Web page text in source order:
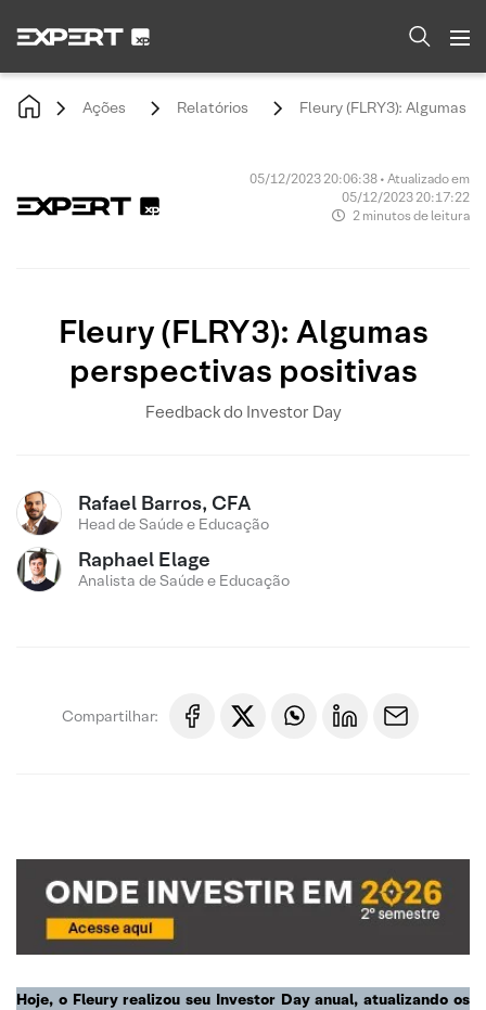
Ações Relatórios Fleury (FLRY3): Algumas
05/12/2023 20:06:38 • Atualizado em
05/12/2023 20:17:22
2 minutos de leitura
Fleury (FLRY3): Algumas
perspectivas positivas
Feedback do Investor Day
Rafael Barros, CFA
Head de Saúde e Educação
Raphael Elage
Analista de Saúde e Educação
Compartilhar:
Hoje, o Fleury realizou seu Investor Day anual, atualizando os